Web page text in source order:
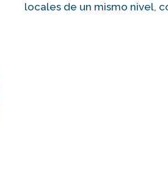
locales de un mismo nivel,